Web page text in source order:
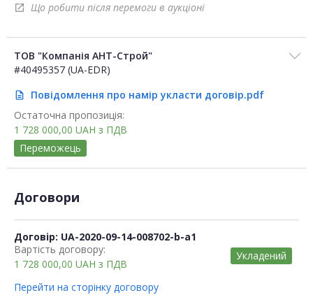
open_in_new Що робити після перемоги в аукціоні
ТОВ "Компанія АНТ-Строй"
#40495357 (UA-EDR)
description
Повідомлення про намір укласти договір.pdf
Остаточна пропозиція:
1 728 000,00 UAH з ПДВ
Переможець
Договори
Договір: UA-2020-09-14-008702-b-a1
Вартість договору:
1 728 000,00 UAH з ПДВ
Укладений
Перейти на сторінку договору